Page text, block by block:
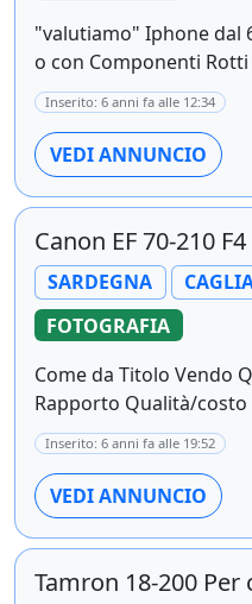
"valutiamo" Iphone dal
o con Componenti Rotti
Inserito: 6 anni fa alle 12:34
VEDI ANNUNCIO
Canon EF 70-210 F4
SARDEGNA
FOTOGRAFIA
Come da Titolo Vendo
Rapporto Qualità/costo
Inserito: 6 anni fa alle 19:52
VEDI ANNUNCIO
Tamron 18-200 Per